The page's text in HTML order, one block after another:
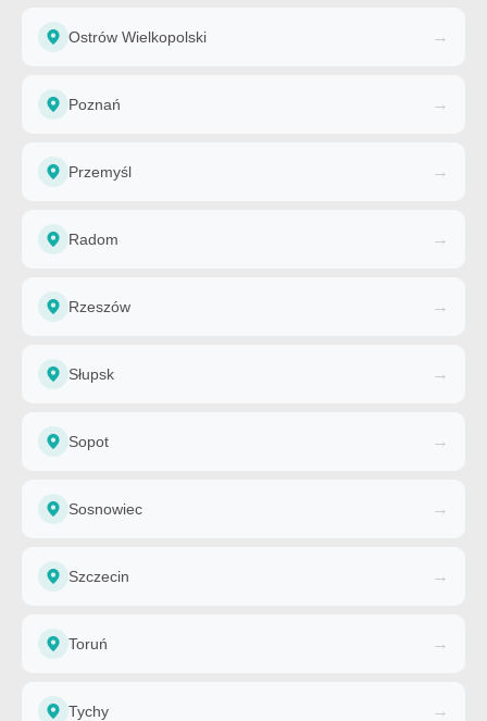
Ostrów Wielkopolski →
Poznań →
Przemyśl →
Radom →
Rzeszów →
Słupsk →
Sopot →
Sosnowiec →
Szczecin →
Toruń →
Tychy →